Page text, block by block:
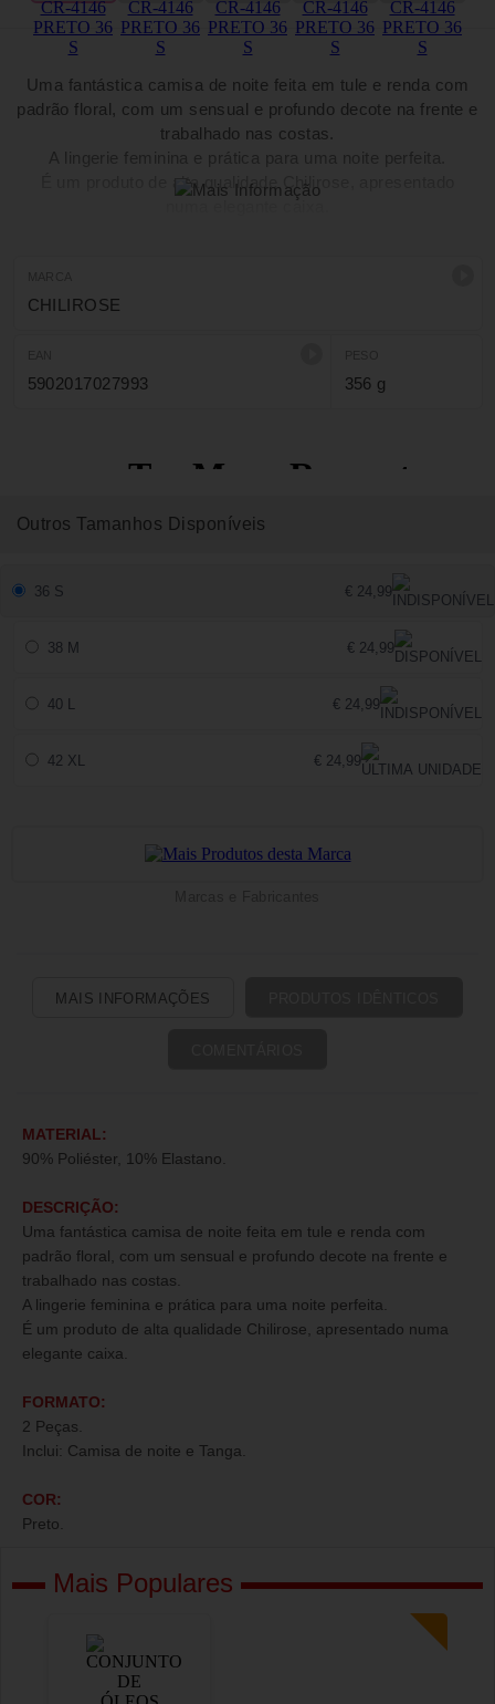
Uma fantástica camisa de noite feita em tule e renda com
padrão floral, com um sensual e profundo decote na frente e
trabalhado nas costas.
A lingerie feminina e prática para uma noite perfeita.
É um produto de alta qualidade Chilirose, apresentado
numa elegante caixa.
CHILIROSE
5902017027993 356 g
Outros Tamanhos Disponíveis
36 S € 24,99
38 M € 24,99
40 L € 24,99
42 XL € 24,99
MAIS INFORMAÇÕES
MATERIAL:
90% Poliéster, 10% Elastano.
DESCRIÇÃO:
Uma fantástica camisa de noite feita em tule e renda com
padrão floral, com um sensual e profundo decote na frente e
trabalhado nas costas.
A lingerie feminina e prática para uma noite perfeita.
É um produto de alta qualidade Chilirose, apresentado numa
elegante caixa.
FORMATO:
2 Peças.
Inclui: Camisa de noite e Tanga.
COR:
Preto.
Mais Populares